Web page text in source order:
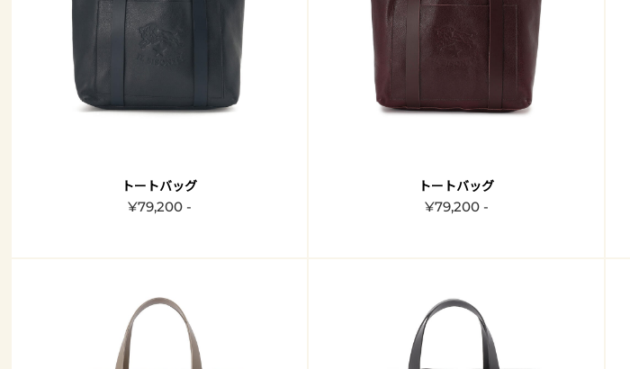
トートバッグ
¥79,200 -
トートバッグ
¥79,200 -